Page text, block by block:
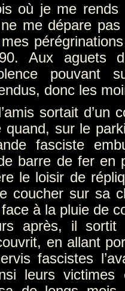
où je me rends
me dépare
Aux aguets
pouvant
donc les
sortait d’un
quand, sur le
fasciste
barre de fer en
le loisir de
coucher sur sa
à la pluie de
après, il
en allant
fascistes
leurs victimes